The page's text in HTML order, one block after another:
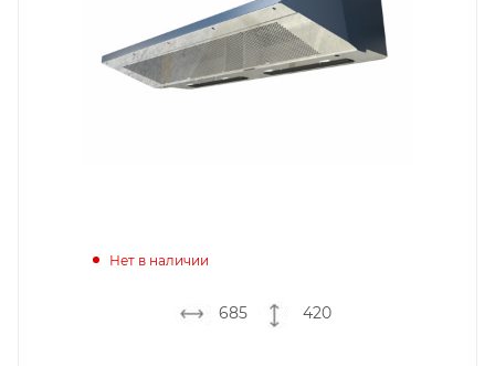
Нет в наличии
685 420